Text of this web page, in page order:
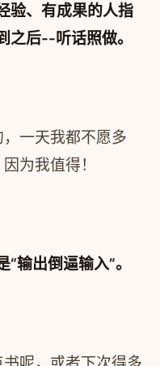
验、有成果的人指
之后--听话照做。
一天我都不愿多
为我值得！
输出倒逼输入”。